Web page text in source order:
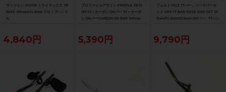
ヴィジョン VISION トライマックス TR
IMAX 400mm/31.8mm ドロップハンド
ル
4,840円
プロファイルデザイン PROFILE DESI
GN T2＋カーボン DHバー T2＋カーボ
ン DHバーCARBON DH BAR 340mm
5,390円
フェルト FELT TTバー、ベースバーセ
ット IAT4 TT BAR BASE BAR SET 39
0mm/31.8mm/310mm DHバー、TTハン
9,790円